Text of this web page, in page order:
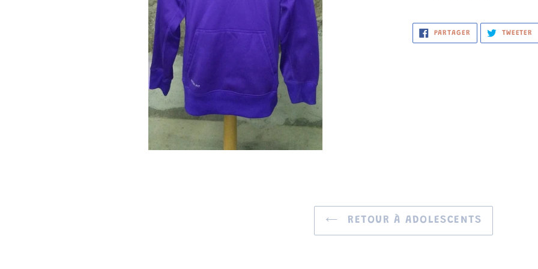
PARTAGER PARTAGER
FACEBOOK
TWEETER
RETOUR À ADOLESCENTS